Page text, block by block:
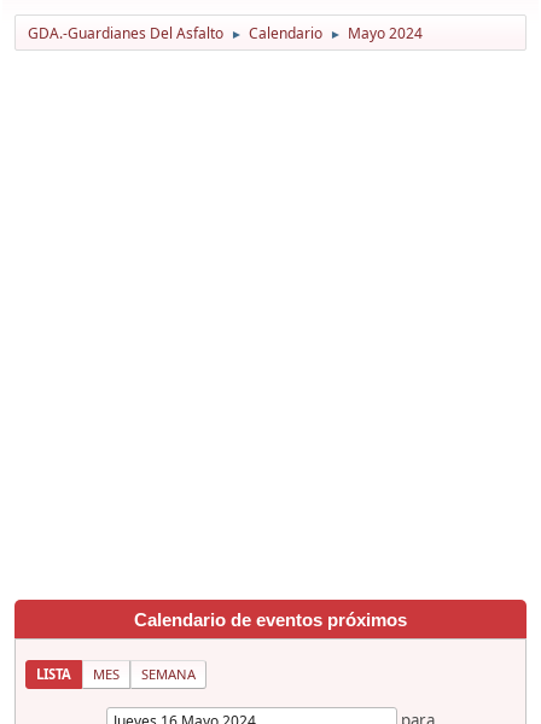
GDA.-Guardianes Del Asfalto ► Calendario ► Mayo 2024
Calendario de eventos próximos
LISTA MES SEMANA